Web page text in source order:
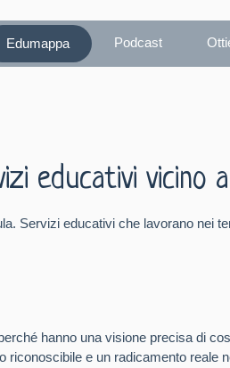
Edumappa Podcast
educativi vicino
Servizi educativi che lavorano nei
hanno una visione precisa di
e un radicamento reale